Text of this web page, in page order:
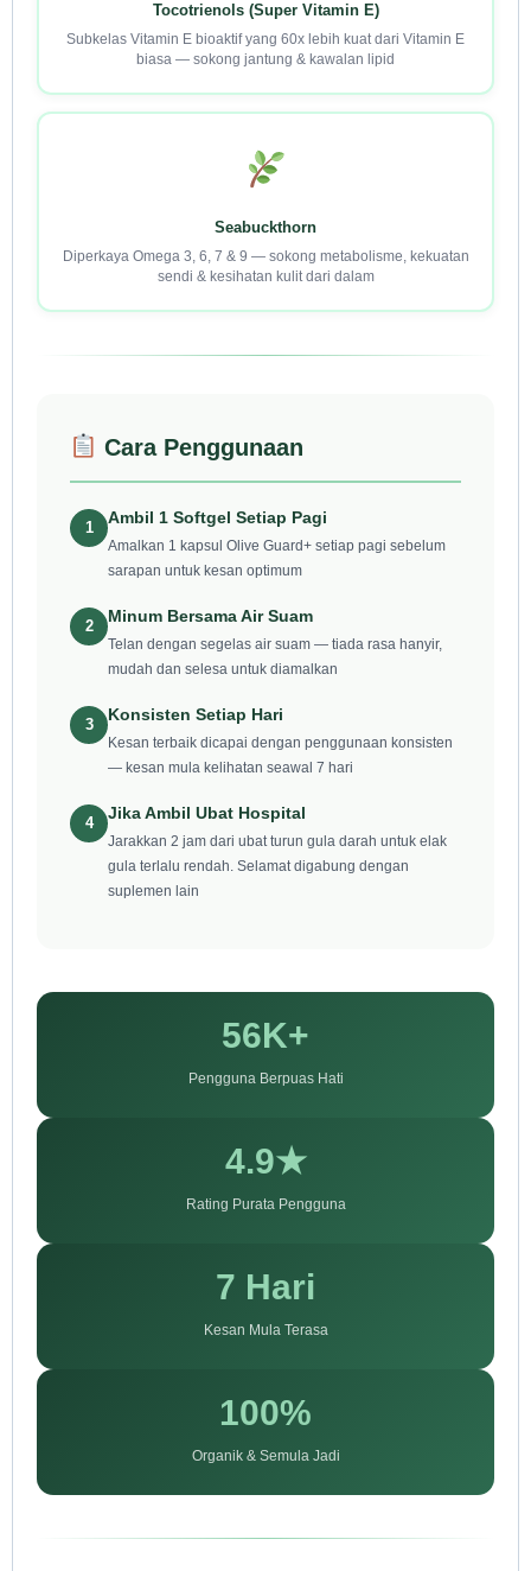
Tocotrienols (Super Vitamin E)
Subkelas Vitamin E bioaktif yang 60x lebih kuat dari Vitamin E
biasa — sokong jantung & kawalan lipid
Seabuckthorn
Diperkaya Omega 3, 6, 7 & 9 — sokong metabolisme, kekuatan
sendi & kesihatan kulit dari dalam
Cara Penggunaan
1
Ambil 1 Softgel Setiap Pagi
Amalkan 1 kapsul Olive Guard+ setiap pagi sebelum
sarapan untuk kesan optimum
2
Minum Bersama Air Suam
Telan dengan segelas air suam — tiada rasa hanyir,
mudah dan selesa untuk diamalkan
3
Konsisten Setiap Hari
Kesan terbaik dicapai dengan penggunaan konsisten
— kesan mula kelihatan seawal 7 hari
4
Jika Ambil Ubat Hospital
Jarakkan 2 jam dari ubat turun gula darah untuk elak
gula terlalu rendah. Selamat digabung dengan
suplemen lain
56K+
Pengguna Berpuas Hati
4.9★
Rating Purata Pengguna
7 Hari
Kesan Mula Terasa
100%
Organik & Semula Jadi